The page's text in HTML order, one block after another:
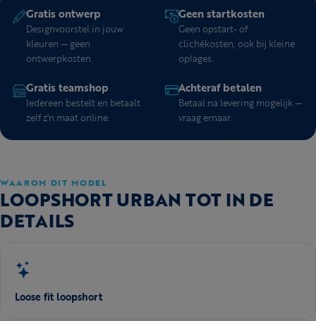
Gratis ontwerp
Designvoorstel in jouw
kleuren — geen
ontwerpkosten.
Geen startkosten
Geen opstart- of
clichékosten, ook bij kleine
oplages.
Gratis teamshop
Iedereen bestelt en betaalt
zelf z'n maat online.
Achteraf betalen
Betaal na levering mogelijk —
vraag ernaar.
WAAROM DIT MODEL
LOOPSHORT URBAN TOT IN DE
DETAILS
Loose fit loopshort